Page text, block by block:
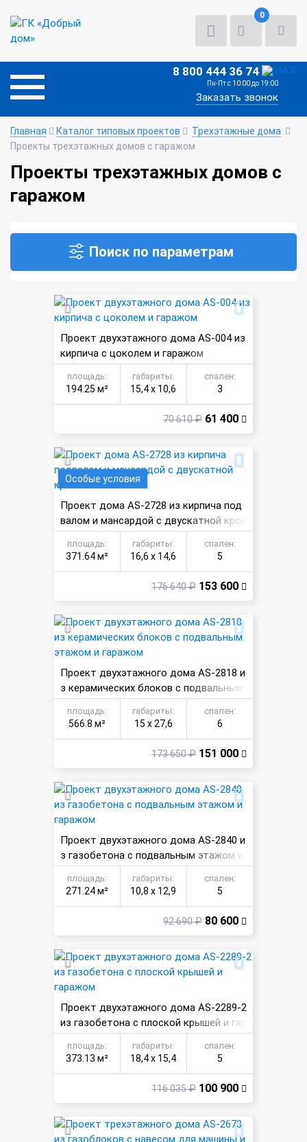
0
8 800 444 36 74
Пн-Пт с 10:00 до 19:00
Заказать звонок
Главная Каталог типовых проектов
Трехэтажные дома
Проекты трехэтажных домов с гаражом
Проекты трехэтажных домов с
гаражом
Поиск по параметрам
Проект двухэтажного дома AS-004 из
кирпича с цоколем и гаражом
площадь:
194.25 м²
габариты:
15,4 х 10,6
спален:
3
70 610 ₽ 61 400
Особые условия
Проект дома AS-2728 из кирпича под
валом и мансардой с двускатной кров
лей
площадь:
371.64 м²
габариты:
16,6 х 14,6
спален:
5
176 640 ₽ 153 600
Проект двухэтажного дома AS-2818 и
з керамических блоков с подвальным
этажом и гаражом
площадь:
566.8 м²
габариты:
15 х 27,6
спален:
6
173 650 ₽ 151 000
Проект двухэтажного дома AS-2840 и
з газобетона с подвальным этажом и
гаражом
площадь:
271.24 м²
габариты:
10,8 х 12,9
спален:
5
92 690 ₽ 80 600
Проект двухэтажного дома AS-2289-2
из газобетона с плоской крышей и гар
ажом
площадь:
373.13 м²
габариты:
18,4 х 15,4
спален:
5
116 035 ₽ 100 900